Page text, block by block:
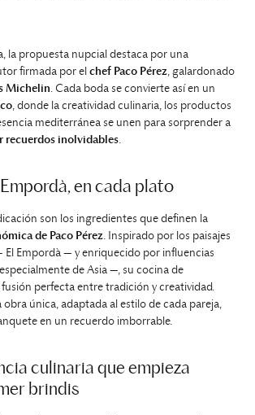
la propuesta nupcial destaca por una
firmada por el chef Paco Pérez, galardonado
Michelin. Cada boda se convierte así en un
, donde la creatividad culinaria, los productos
mediterránea se unen para sorprender a
recuerdos inolvidables.
en cada plato
son los ingredientes que definen la
de Paco Pérez. Inspirado por los paisajes
El Empordà — y enriquecido por influencias
de Asia —, su cocina de
perfecta entre tradición y creatividad.
obra única, adaptada al estilo de cada pareja,
en un recuerdo imborrable.
culinaria que empieza
brindis